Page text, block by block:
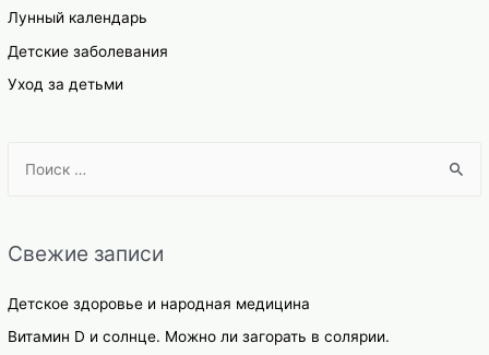
Лунный календарь
Детские заболевания
Уход за детьми
r
h
f
Свежие записи
Детское здоровье и народная медицина
Витамин D и солнце. Можно ли загорать в солярии.